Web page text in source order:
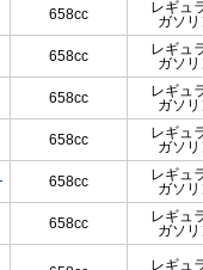
658cc
レギュ
ガソリ
658cc
レギュ
ガソリ
658cc
レギュ
ガソリ
658cc
レギュ
ガソリ
658cc
レギュ
ガソリ
658cc
レギュ
ガソリ
レギュ